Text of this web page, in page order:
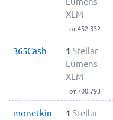
XLM
от 452.332
365Cash 1 Stellar
Lumens
XLM
от 700.793
monetkin 1 Stellar